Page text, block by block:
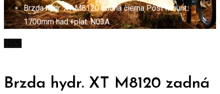
Brzda hydr. XT M8120 zadná čierna Post Mount
1700mm had.+plat. N03A
Brzda hydr. XT M8120 zadná